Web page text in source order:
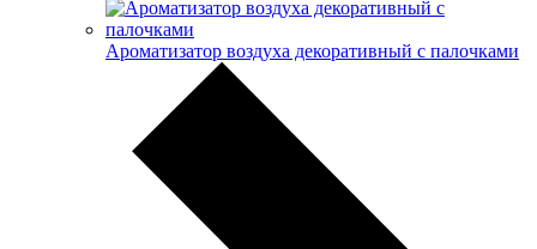
Ароматизатор воздуха декоративный с палочками